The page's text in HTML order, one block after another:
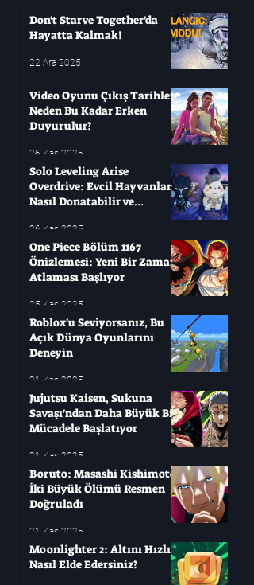
Don't Starve Together'da
Hayatta Kalmak!
22 Ara 2025
Video Oyunu Çıkış Tarihleri ​​
Neden Bu Kadar Erken
Duyurulur?
26 Kas 2025
Solo Leveling Arise
Overdrive: Evcil Hayvanları
Nasıl Donatabilir ve
26 Kas 2025
One Piece Bölüm 1167
Önizlemesi: Yeni Bir Zaman
Atlaması Başlıyor
25 Kas 2025
Roblox'u Seviyorsanız, Bu
Açık Dünya Oyunlarını
Deneyin
21 Kas 2025
Jujutsu Kaisen, Sukuna
Savaşı'ndan Daha Büyük Bir
Mücadele Başlatıyor
21 Kas 2025
Boruto: Masashi Kishimoto
İki Büyük Ölümü Resmen
Doğruladı
21 Kas 2025
Moonlighter 2: Altını Hızlıca
Nasıl Elde Edersiniz?